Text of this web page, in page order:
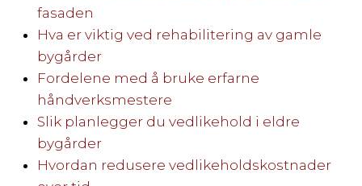
fasaden
Hva er viktig ved rehabilitering av gamle
bygårder
Fordelene med å bruke erfarne
håndverksmestere
Slik planlegger du vedlikehold i eldre
bygårder
Hvordan redusere vedlikeholdskostnader